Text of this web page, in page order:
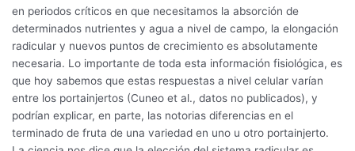
en periodos críticos en que necesitamos la absorción de
determinados nutrientes y agua a nivel de campo, la elongación
radicular y nuevos puntos de crecimiento es absolutamente
necesaria. Lo importante de toda esta información fisiológica, es
que hoy sabemos que estas respuestas a nivel celular varían
entre los portainjertos (Cuneo et al., datos no publicados), y
podrían explicar, en parte, las notorias diferencias en el
terminado de fruta de una variedad en uno u otro portainjerto.